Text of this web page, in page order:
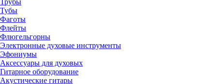
Трубы
Тубы
Фаготы
Флейты
Флюгельгорны
Электронные духовые инструменты
Эфониумы
Аксессуары для духовых
Гитарное оборудование
Акустические гитары